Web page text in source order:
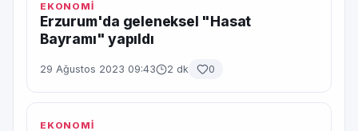
EKONOMİ
Erzurum'da geleneksel "Hasat
Bayramı" yapıldı
29 Ağustos 2023 09:43 2 dk 0
EKONOMİ